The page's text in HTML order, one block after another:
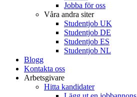
Jobba för oss
Våra andra siter
Studentjob UK
Studentjob DE
Studentjob ES
Studentjob NL
Blogg
Kontakta oss
Arbetsgivare
Hitta kandidater